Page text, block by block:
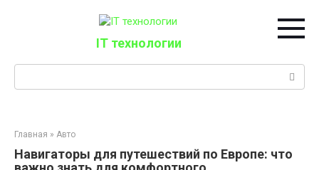
IT технологии
Главная » Авто
Навигаторы для путешествий по Европе: что